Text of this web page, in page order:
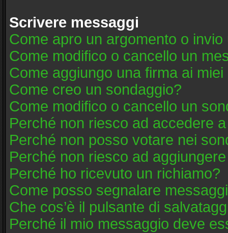
Scrivere messaggi
Come apro un argomento o
Come modifico o cancello un
Come aggiungo una firma ai
Come creo un sondaggio?
Come modifico o cancello un
Perché non riesco ad accedere
Perché non posso votare nei
Perché non riesco ad
Perché ho ricevuto un richiamo?
Come posso segnalare
Che cos’è il pulsante di
Perché il mio messaggio deve